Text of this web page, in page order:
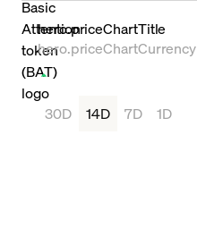
Crypto Prices
Learn
Support
hero.priceChartTitle
hero.priceChartCurrency
30D 14D 7D 1D